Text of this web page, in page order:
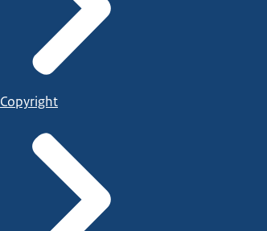
Copyright